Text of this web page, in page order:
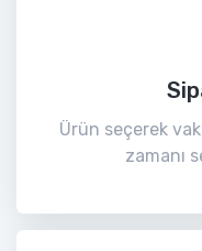
Ürün seçerek
zamanı